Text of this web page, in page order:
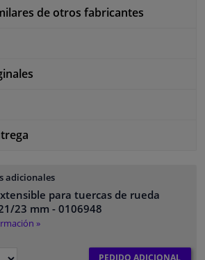
de otros fabricantes
adicionales
para tuercas de rueda
23 mm - 0106948
»